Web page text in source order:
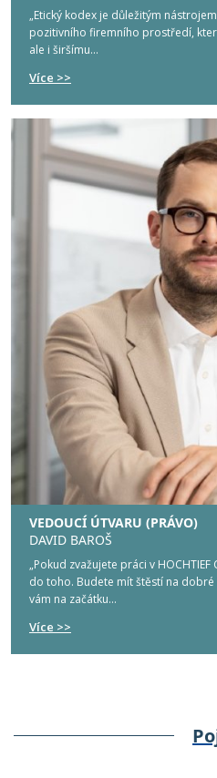
„Etický kodex je důležitým
pozitivního firemního prostředí,
ale i širšímu...
Více >>
VEDOUCÍ ÚTVARU (PRÁVO)
DAVID BAROŠ
„Pokud zvažujete práci v
do toho. Budete mít štěstí na dobré
vám na začátku...
Více >>